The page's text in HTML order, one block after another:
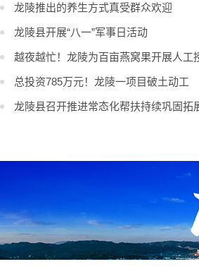
龙陵推出的养生方式真受群众欢迎
龙陵县开展“八一”军事日活动
越夜越忙！龙陵为百亩燕窝果开展人工
总投资785万元！龙陵一项目破土动工